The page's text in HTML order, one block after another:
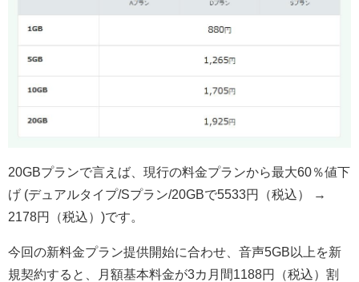
20GBプランで言えば、現行の料金プランから最大60％値下
げ (デュアルタイプ/Sプラン/20GBで5533円（税込） →
2178円（税込）)です。
今回の新料金プラン提供開始に合わせ、音声5GB以上を新
規契約すると、月額基本料金が3カ月間1188円（税込）割